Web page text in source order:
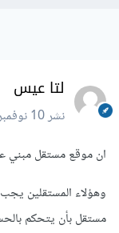
لتا عيس
نشر10 نوفمبر 2022
ان موقع مستقل مبني
وهؤلاء المستقلين
مستقل بأن يتحكم